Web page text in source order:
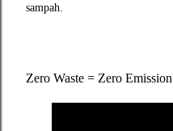
sampah.
Zero Waste = Zero Emission